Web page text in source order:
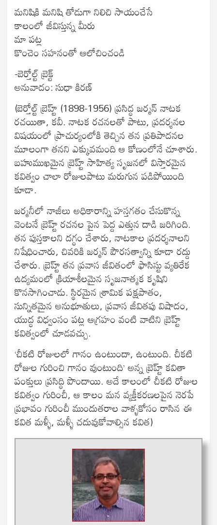
మనిషికి మనిషి తోడుగా నిలిచి సాయంచేసే
కాలంలో జీవిస్తున్న మీరు
మా పట్ల
కొంచెం సహనంతో ఆలోచించండి
-బెర్తోల్ట్ బ్రెక్ట్
అనువాదం: సుధా కిరణ్
(బెర్తోల్ట్ బ్రెహ్ట్ (1898-1956) ప్రసిద్ధ జర్మన్ నాటక
రచయితా, కవీ. నాటక రచనలతో పాటు, ప్రదర్శనల
విషయంలో ప్రాచుర్యంలోకి తెచ్చిన తన ప్రతిపాదనల
మూలంగా తనని ఎక్కువమంది ఆ కోణంలోనే చూశారు.
బహుముఖమైన బ్రెహ్ట్ సాహిత్య సృజనలో విస్తారమైన
కవిత్వం చాలా రోజులపాటు మరుగున పడిపోయింది
కూడా.
జర్మనీలో నాజీలు అధికారాన్ని హస్తగతం చేసుకొన్న
వెంటనే బ్రెహ్ట్ రచనల పైన పెద్ద ఎత్తున దాడి జరిగింది.
తన పుస్తకాలని దగ్ధం చేశారు, నాటకాల ప్రదర్శనాలని
నిషేధించారు, చివరికి జర్మన్ పౌరసత్వాన్ని కూడా రద్దు
చేశారు. బ్రెహ్ట్ తన ప్రవాస జీవితంలో ఫాసిస్టు వ్యతిరేక
ఉద్యమంలో క్రియాశీలమైన సృజనాత్మక కృషిని
కొనసాగించాడు. స్థిరమైన శ్రామిక పక్షపాతం,
సున్నితమైన అనుభూతులు, ప్రవాస జీవితపు విషాదం,
యుద్ధ విధ్వంసం పట్ల ఆగ్రహం వంటి వాటిని బ్రెహ్ట్
కవిత్వంలో చూడవచ్చు.
‘చీకటి రోజులలో గానం ఉంటుందా, ఉంటుంది. చీకటి
రోజుల గురించి గానం వుంటుంది’ అన్న బ్రెహ్ట్ కవితా
పంక్తులు ప్రసిద్ధి పొందాయి. అదే కాలంలో చీకటి రోజుల
కవిత్వం గురించీ, ఆ కాలం మన వ్యక్తీకరణలపైన నెరపే
ప్రభావం గురించీ ముందుతరాల వాళ్ళకోసం రాసిన ఈ
కవిత మళ్ళీ, మళ్ళీ చదువుకోవాల్సిన కవిత)